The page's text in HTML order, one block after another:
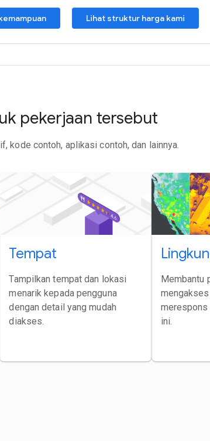
Lihat struktur harga kami
pekerjaan tersebut
kode contoh, aplikasi contoh, dan lainnya.
Tempat
Tampilkan tempat dan lokasi
menarik kepada pengguna
dengan detail yang mudah
diakses.
Membantu
merespons
ini.